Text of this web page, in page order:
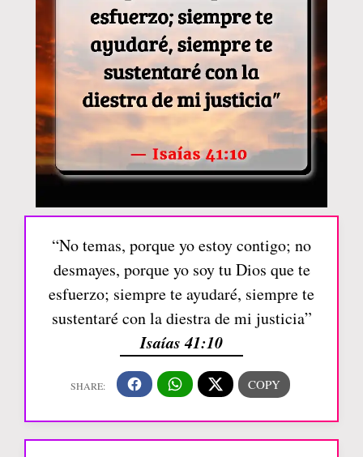
“No temas, porque yo estoy contigo; no
desmayes, porque yo soy tu Dios que te
esfuerzo; siempre te ayudaré, siempre te
sustentaré con la diestra de mi justicia”
Isaías 41:10